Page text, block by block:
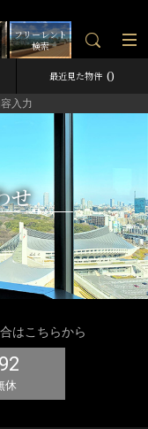
フリーレント
検索
最近見た物件 0
入力
せ
はこちらから
休